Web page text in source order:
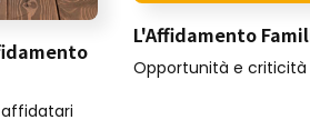
L'Affidamento
Opportunità e criticità